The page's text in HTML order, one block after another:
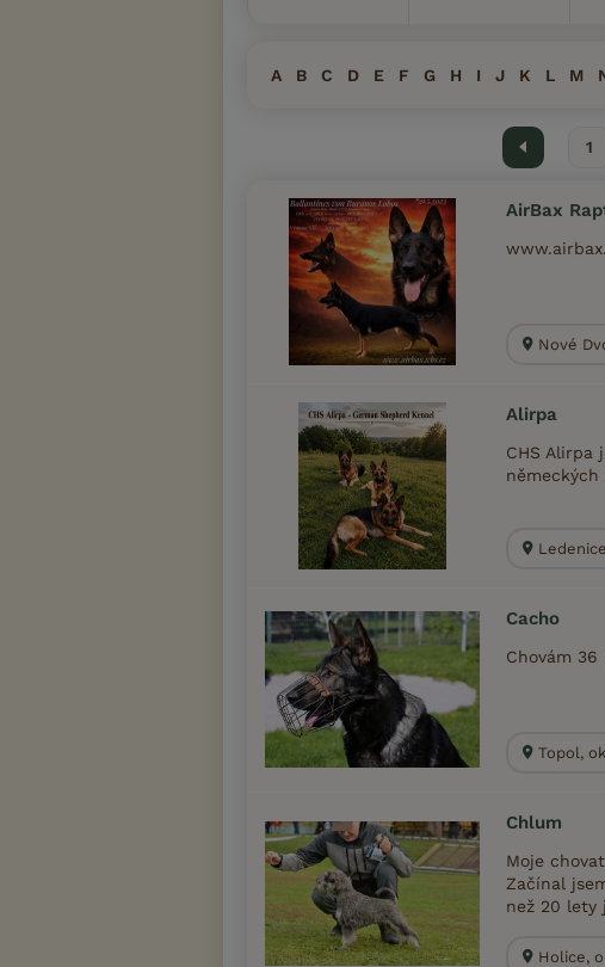
A B C D E F G H I J K L M
Předchozí 1
AirBax
Nové
Alirpa
CHS Alirpa
německých
Cacho
Chovám
Topol,
Chlum
Moje
Začínal
než 20 lety
Holice,